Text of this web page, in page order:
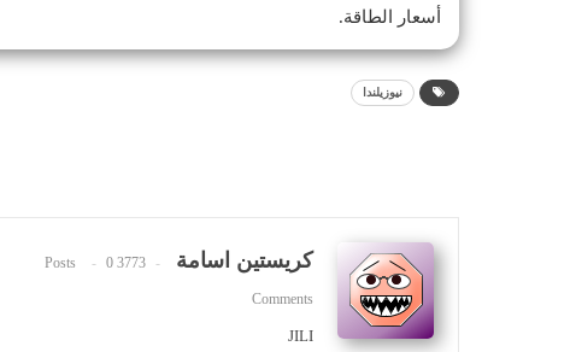
أسعار الطاقة.
نيوزيلندا
كريستين اسامة 3773 Posts
0
Comments
JILI